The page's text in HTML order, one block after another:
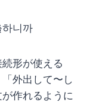
니까
形が使える
外出して〜し
作れるように